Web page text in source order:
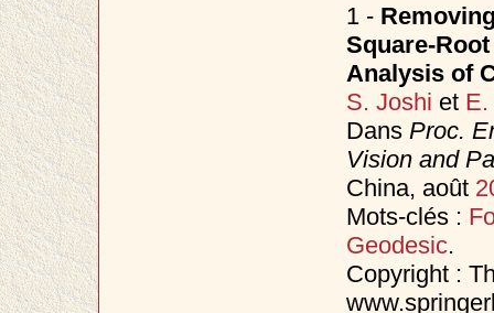
1 -
Square-
Analysis of
S. Joshi et E.
Dans Proc.
Vision and
China, août
Mots-clés :
Geodesic.
Copyright :